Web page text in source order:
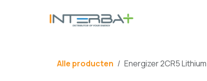
Alle producten Energizer 2CR5